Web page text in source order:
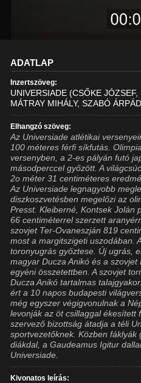
ADATLAP
Inzertszöveg:
UNIVERSIADE (CSŐKE
MÁTRAY MIHÁLY, SZABÓ
Elhangzó szöveg:
Az Universiade atlétikai
100 méteres férfi síkfutás.
versenyben, a 2-es pályán futó
másodperccel győzött. A
2o méter 31 centiméteres
Az Universiade legnagyobb
diszkoszvetésben megelőzi az
Presst. Kleiberné, Kontsek Jolán
66 centiméterrel szerzett
szovjet Ter-Ovaneszján 819
most a margitszigeti uszodában.
toronyugrás győztese. Új ugrás,
magyar Ducza Anikó és a
egyéni összetettben. A szovjet
Ducza Anikó tartalmas
ért a 10 napos budapesti
még egyszer végigvonulnak a
levonják az öt csillaggal ékesített
szervező bizottság átadja a téli
sportvezetőknek. Közben
diákdal, a Gaudeamus Igitur
Universiade.
Kivonatos leírás: